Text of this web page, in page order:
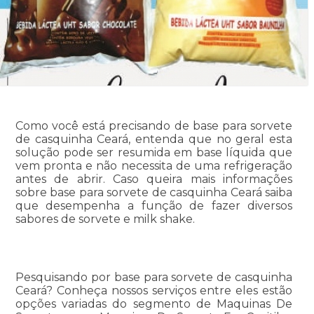
Como você está precisando de base para sorvete
de casquinha Ceará, entenda que no geral esta
solução pode ser resumida em base líquida que
vem pronta e não necessita de uma refrigeração
antes de abrir. Caso queira mais informações
sobre base para sorvete de casquinha Ceará saiba
que desempenha a função de fazer diversos
sabores de sorvete e milk shake.
Pesquisando por base para sorvete de casquinha
Ceará? Conheça nossos serviços entre eles estão
opções variadas do segmento de Maquinas De